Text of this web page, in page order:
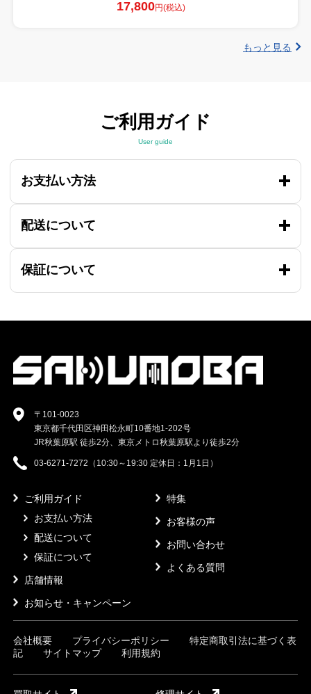
17,800円(税込)
もっと見る
ご利用ガイド
User guide
お支払い方法
配送について
保証について
〒101-0023
東京都千代田区神田松永町10番地1-202号
JR秋葉原駅 徒歩2分、東京メトロ秋葉原駅より徒歩2分
03-6271-7272（10:30～19:30 定休日：1月1日）
ご利用ガイド
お支払い方法
配送について
保証について
店舗情報
お知らせ・キャンペーン
特集
お客様の声
お問い合わせ
よくある質問
会社概要 プライバシーポリシー
特定商取引法に基づく表
記
サイトマップ 利用規約